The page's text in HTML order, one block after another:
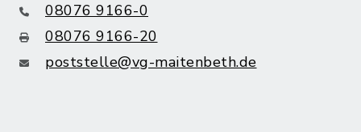
08076 9166-0
08076 9166-20
poststelle@vg-maitenbeth.de